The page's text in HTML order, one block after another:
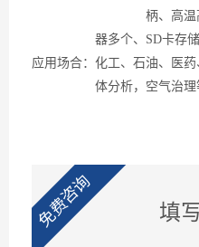
柄、高
器多个、 SD卡存
应用场合：化工、石油、医
体分析，空气治
免费咨询 填